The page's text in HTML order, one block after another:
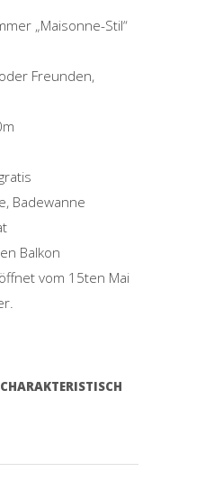
„Maisonne-Stil“
Freunden,
Badewanne
Balkon
vom 15ten Mai
CHARAKTERISTISCH